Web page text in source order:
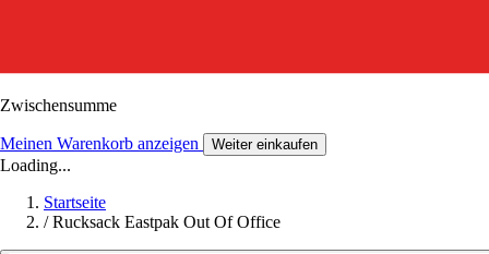
Zwischensumme
Meinen Warenkorb anzeigen Weiter einkaufen
Loading...
Startseite
/ Rucksack Eastpak Out Of Office